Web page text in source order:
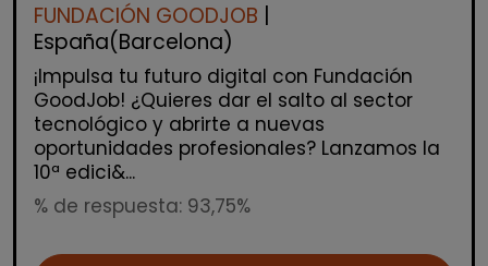
FUNDACIÓN GOODJOB
España(Barcelona)
¡Impulsa tu futuro digital con Fundación
GoodJob! ¿Quieres dar el salto al sector
tecnológico y abrirte a nuevas
oportunidades profesionales? Lanzamos la
10ª edici&...
% de respuesta: 93,75%